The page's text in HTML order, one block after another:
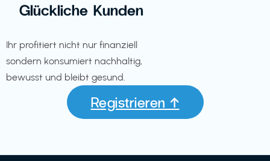
Glückliche Kunden
Ihr profitiert nicht nur finanziell
sondern konsumiert nachhaltig,
bewusst und bleibt gesund.
Registrieren ↑